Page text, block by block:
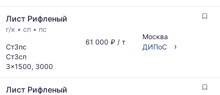
Лист Рифленый
г/к • сп • пс
Ст3пс
Ст3сп
3x1500, 3000
61 000 ₽ / т
Москва
ДИПоС
›
Лист Рифленый